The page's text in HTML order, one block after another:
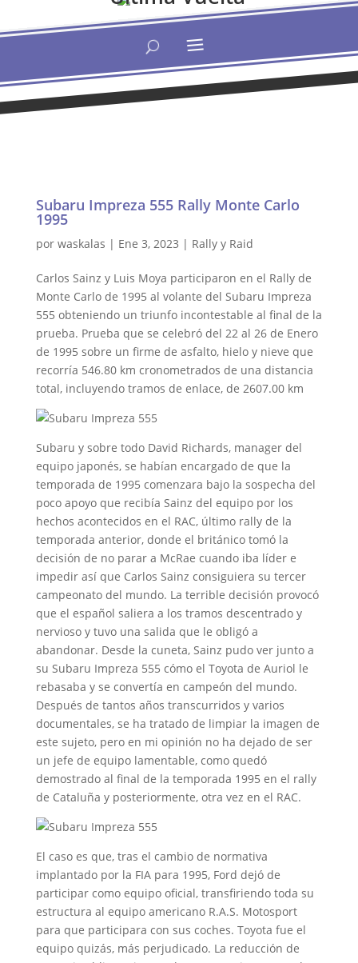
Subaru Impreza 555 Rally Monte Carlo
1995
por waskalas | Ene 3, 2023 | Rally y Raid
Carlos Sainz y Luis Moya participaron en el Rally de
Monte Carlo de 1995 al volante del Subaru Impreza
555 obteniendo un triunfo incontestable al final de la
prueba. Prueba que se celebró del 22 al 26 de Enero
de 1995 sobre un firme de asfalto, hielo y nieve que
recorría 546.80 km cronometrados de una distancia
total, incluyendo tramos de enlace, de 2607.00 km
Subaru y sobre todo David Richards, manager del
equipo japonés, se habían encargado de que la
temporada de 1995 comenzara bajo la sospecha del
poco apoyo que recibía Sainz del equipo por los
hechos acontecidos en el RAC, último rally de la
temporada anterior, donde el británico tomó la
decisión de no parar a McRae cuando iba líder e
impedir así que Carlos Sainz consiguiera su tercer
campeonato del mundo. La terrible decisión provocó
que el español saliera a los tramos descentrado y
nervioso y tuvo una salida que le obligó a
abandonar. Desde la cuneta, Sainz pudo ver junto a
su Subaru Impreza 555 cómo el Toyota de Auriol le
rebasaba y se convertía en campeón del mundo.
Después de tantos años transcurridos y varios
documentales, se ha tratado de limpiar la imagen de
este sujeto, pero en mi opinión no ha dejado de ser
un jefe de equipo lamentable, como quedó
demostrado al final de la temporada 1995 en el rally
de Cataluña y posteriormente, otra vez en el RAC.
El caso es que, tras el cambio de normativa
implantado por la FIA para 1995, Ford dejó de
participar como equipo oficial, transfiriendo toda su
estructura al equipo americano R.A.S. Motosport
para que participara con sus coches. Toyota fue el
equipo quizás, más perjudicado. La reducción de